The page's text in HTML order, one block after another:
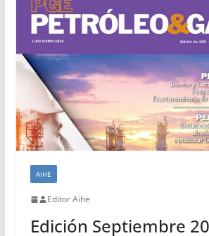
AIHE
Editor Aihe
Edición Septiembre